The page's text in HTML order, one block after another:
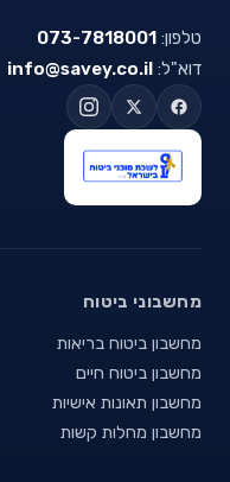
טלפון: 073-7818001
דוא"ל: info@savey.co.il
מחשבוני ביטוח
מחשבון ביטוח בריאות
מחשבון ביטוח חיים
מחשבון תאונות אישיות
מחשבון מחלות קשות